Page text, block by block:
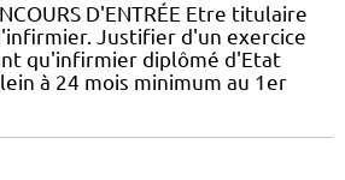
D'ENTRÉE Etre titulaire
Justifier d'un exercice
qu'infirmier diplômé d'Etat
à 24 mois minimum au 1er